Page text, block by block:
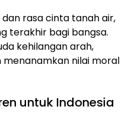
rasa cinta tanah air,
terakhir bagi bangsa.
kehilangan arah,
nilai moral
untuk Indonesia